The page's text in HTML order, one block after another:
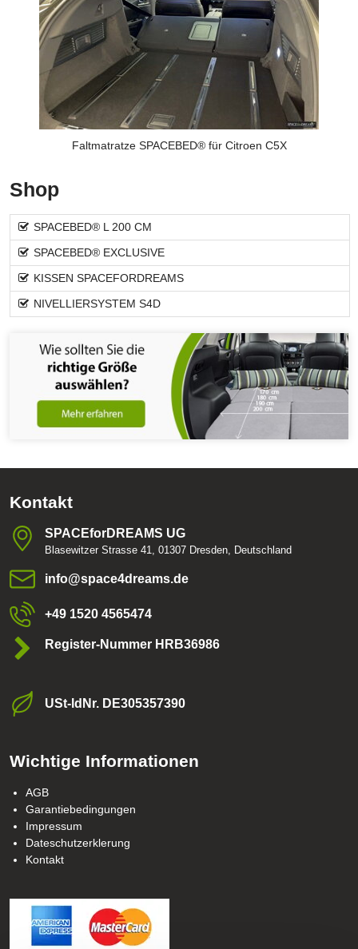
Faltmatratze SPACEBED® für Citroen C5X
Shop
SPACEBED® L 200 CM
SPACEBED® EXCLUSIVE
KISSEN SPACEFORDREAMS
NIVELLIERSYSTEM S4D
Kontakt
SPACEforDREAMS UG
Blasewitzer Strasse 41, 01307 Dresden, Deutschland
info​@space4dreams​.de
+49 1520 4565474
Register-Nummer HRB36986
USt-ldNr​. DE305357390
Wichtige Informationen
AGB
Garantiebedingungen
Impressum
Dateschutzerklerung
Kontakt